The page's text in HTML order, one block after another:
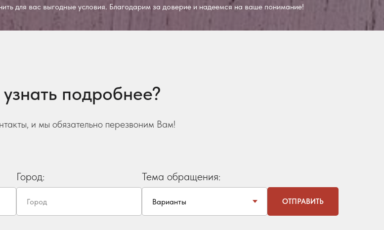
для вас выгодные условия. Благодарим за доверие и надеемся на ваше понимание!
подробнее?
и мы обязательно перезвоним Вам!
Город: Тема обращения:
ОТПРАВИТЬ